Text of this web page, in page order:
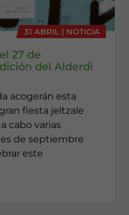
31 ABRIL | NOTICIA
27 de
del Alderdi
acogerán esta
fiesta jeltzale
cabo varias
de septiembre
este